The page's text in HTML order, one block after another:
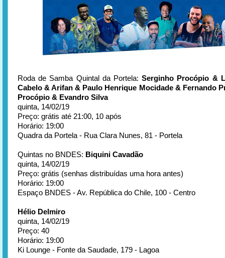
Roda de Samba Quintal da Portela:Serginho Procópio &
Cabelo & Arifan & Paulo Henrique Mocidade & Fernando
Procópio & Evandro Silva
quinta, 14/02/19
Preço: grátis até 21:00, 10 após
Horário: 19:00
Quadra da Portela - Rua Clara Nunes, 81 - Portela
Quintas no BNDES: Biquini Cavadão
quinta, 14/02/19
Preço: grátis (senhas distribuídas uma hora antes)
Horário: 19:00
Espaço BNDES - Av. República do Chile, 100 - Centro
Hélio Delmiro
quinta, 14/02/19
Preço: 40
Horário: 19:00
Ki Lounge - Fonte da Saudade, 179 - Lagoa